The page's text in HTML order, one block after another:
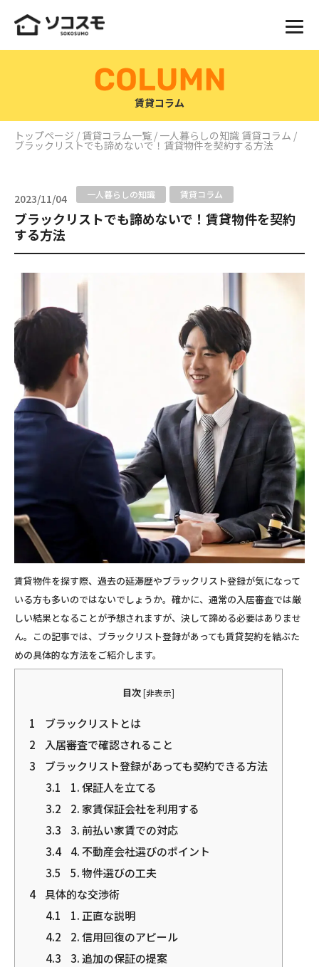
賃貸コラム
トップページ / 賃貸コラム一覧 / 一人暮らしの知識 賃貸コラム /
ブラックリストでも諦めないで！賃貸物件を契約する方法
2023/11/04 一人暮らしの知識 賃貸コラム
ブラックリストでも諦めないで！賃貸物件を契約
する方法
賃貸物件を探す際、過去の延滞歴やブラックリスト登録が気になって
いる方も多いのではないでしょうか。確かに、通常の入居審査では厳
しい結果となることが予想されますが、決して諦める必要はありませ
ん。この記事では、ブラックリスト登録があっても賃貸契約を結ぶた
めの具体的な方法をご紹介します。
目次[非表示]
1
ブラックリストとは
2
入居審査で確認されること
3
ブラックリスト登録があっても契約できる方法
3.1
1. 保証人を立てる
3.2
2. 家賃保証会社を利用する
3.3
3. 前払い家賃での対応
3.4
4. 不動産会社選びのポイント
3.5
5. 物件選びの工夫
4
具体的な交渉術
4.1
1. 正直な説明
4.2
2. 信用回復のアピール
4.3
3. 追加の保証の提案